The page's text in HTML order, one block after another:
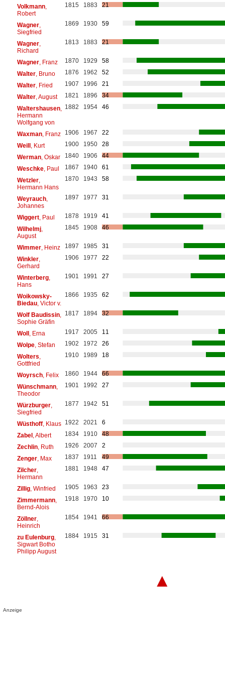
Volkmann,
Robert
1815 1883 21
Wagner,
Siegfried
1869 1930 59
Wagner,
Richard
1813 1883 21
Wagner, Franz 1870 1929
58
Walter, Bruno 1876 1962
52
Walter, Fried 1907 1996
21
Walter, August 1821 1896
34
Waltershausen,
Hermann
Wolfgang von
1882 1954 46
Waxman, Franz 1906 1967
22
Weill, Kurt 1900 1950
28
Werman, Oskar 1840 1906
44
Weschke, Paul 1867 1940
61
Wetzler,
Hermann Hans
1870 1943 58
Weyrauch,
Johannes
1897 1977 31
Wiggert, Paul 1878 1919
41
Wilhelmj,
August
1845 1908 46
Wimmer, Heinz 1897 1985
31
Winkler,
Gerhard
1906 1977 22
Winterberg,
Hans
1901 1991 27
Woikowsky-
Biedau, Victor v.
1866 1935 62
Wolf Baudissin,
Sophie Gräfin
1817 1894 32
Woll, Erna 1917 2005
11
Wolpe, Stefan 1902 1972
26
Wolters
Gottfried
1910 1989 18
Woyrsch, Felix 1860 1944
66
Wünschmann,
Theodor
1901 1992 27
Würzburger,
Siegfried
1877 1942 51
Wüsthoff, Klaus 1922 2021
6
Zabel, Albert 1834 1910
48
Zechlin, Ruth 1926 2007
2
Zenger, Max 1837 1911
49
Zilcher,
Hermann
1881 1948 47
Zillig, Winfried 1905 1963
23
Zimmermann,
Bernd-Alois
1918 1970 10
Zöllner,
Heinrich
1854 1941 66
zu Eulenburg,
Sigwart Botho
Philipp August
1884 1915 31
▲
Anzeige